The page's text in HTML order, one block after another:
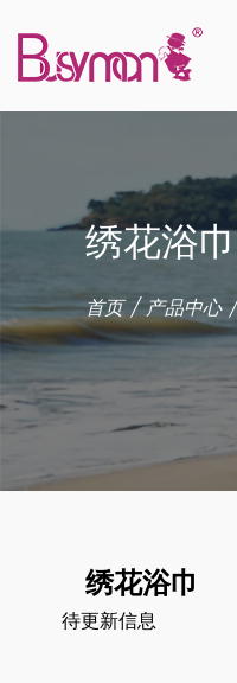
绣花浴巾
首页/产品中心
绣花浴巾
待更新信息